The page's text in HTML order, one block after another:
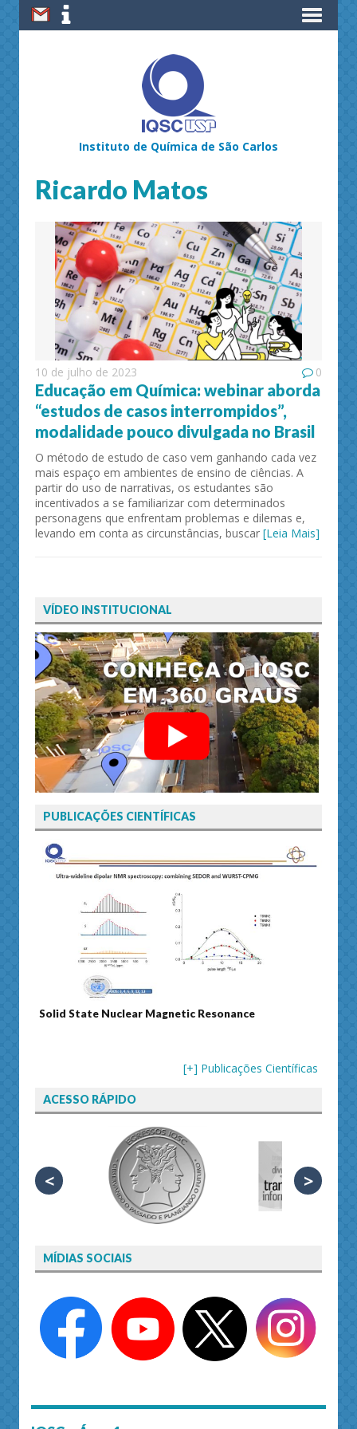
Instituto de Química de São Carlos
Ricardo Matos
10 de julho de 2023 0
Educação em Química: webinar aborda
“estudos de casos interrompidos”,
modalidade pouco divulgada no Brasil
O método de estudo de caso vem ganhando cada vez
mais espaço em ambientes de ensino de ciências. A
partir do uso de narrativas, os estudantes são
incentivados a se familiarizar com determinados
personagens que enfrentam problemas e dilemas e,
levando em conta as circunstâncias, buscar [Leia Mais]
VÍDEO INSTITUCIONAL
PUBLICAÇÕES CIENTÍFICAS
Solid State Nuclear Magnetic Resonance
[+] Publicações Científicas
ACESSO RÁPIDO
< >
MÍDIAS SOCIAIS